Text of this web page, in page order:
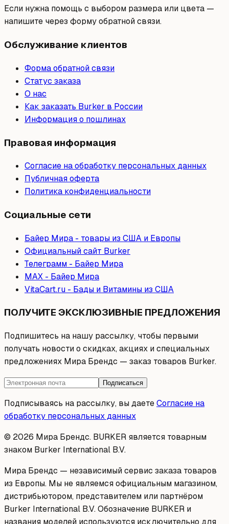
Если нужна помощь с выбором размера или цвета —
напишите через форму обратной связи.
Обслуживание клиентов
Форма обратной связи
Статус заказа
О нас
Как заказать Burker в России
Информация о пошлинах
Правовая информация
Согласие на обработку персональных данных
Публичная оферта
Политика конфиденциальности
Социальные сети
Байер Мира - товары из США и Европы
Официальный сайт Burker
Телеграмм - Байер Мира
МAX - Байер Мира
VitaCart.ru - Бады и Витамины из США
ПОЛУЧИТЕ ЭКСКЛЮЗИВНЫЕ ПРЕДЛОЖЕНИЯ
Подпишитесь на нашу рассылку, чтобы первыми
получать новости о скидках, акциях и специальных
предложениях Мира Брендс — заказ товаров Burker.
Подписаться
Подписываясь на рассылку, вы даетеСогласие на
обработку персональных данных
© 2026 Мира Брендс. BURKER является товарным
знаком Burker International B.V.
Мира Брендс — независимый сервис заказа товаров
из Европы. Мы не являемся официальным магазином,
дистрибьютором, представителем или партнёром
Burker International B.V. Обозначение BURKER и
названия моделей используются исключительно для